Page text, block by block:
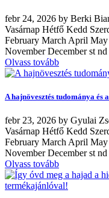
febr 24, 2026 by Berki
Vasárnap Hétfő Kedd
February March April May
November December st nd
Olvass tovább
A hajnövesztés tudománya és
febr 23, 2026 by Gyulai
Vasárnap Hétfő Kedd
February March April May
November December st nd
Olvass tovább